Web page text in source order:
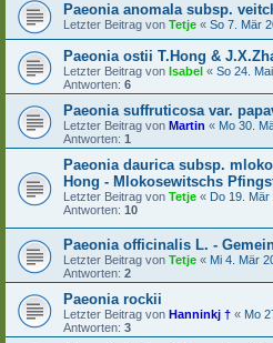
Paeonia anomala subsp.
Letzter Beitrag von Tetje « So 7. Mär
Paeonia ostii T.Hong &
Letzter Beitrag von Isabel « So 24.
Antworten: 6
Paeonia suffruticosa var.
Letzter Beitrag von Martin « Mo 30.
Antworten: 1
Paeonia daurica subsp.
Hong - Mlokosewitschs
Letzter Beitrag von Tetje « Do 19.
Antworten: 10
Paeonia officinalis L. -
Letzter Beitrag von Tetje « Mi 4. Mär
Antworten: 2
Paeonia rockii
Letzter Beitrag von Hanninkj † « Mo
Antworten: 3